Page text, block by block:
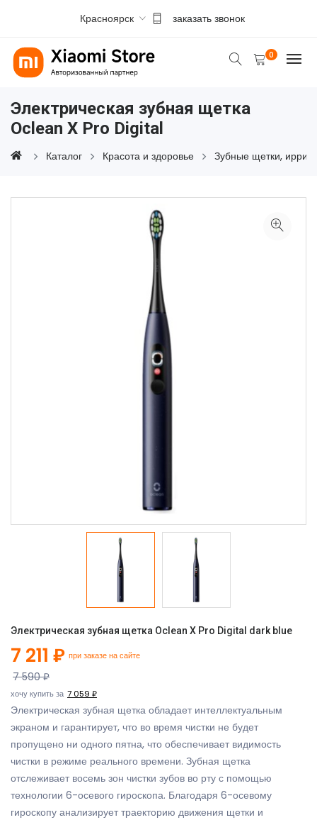
Красноярск заказать звонок
0
Электрическая зубная щетка
Oclean X Pro Digital
Каталог Красота и здоровье Зубные щетки,
Электрическая зубная щетка Oclean X Pro Digital dark blue
7 211 ₽ при заказе на сайте
7 590 ₽
хочу купить за 7 059 ₽
Электрическая зубная щетка обладает интеллектуальным
экраном и гарантирует, что во время чистки не будет
пропущено ни одного пятна, что обеспечивает видимость
чистки в режиме реального времени. Зубная щетка
отслеживает восемь зон чистки зубов во рту с помощью
технологии 6-осевого гироскопа. Благодаря 6-осевому
гироскопу анализирует траекторию движения щетки и